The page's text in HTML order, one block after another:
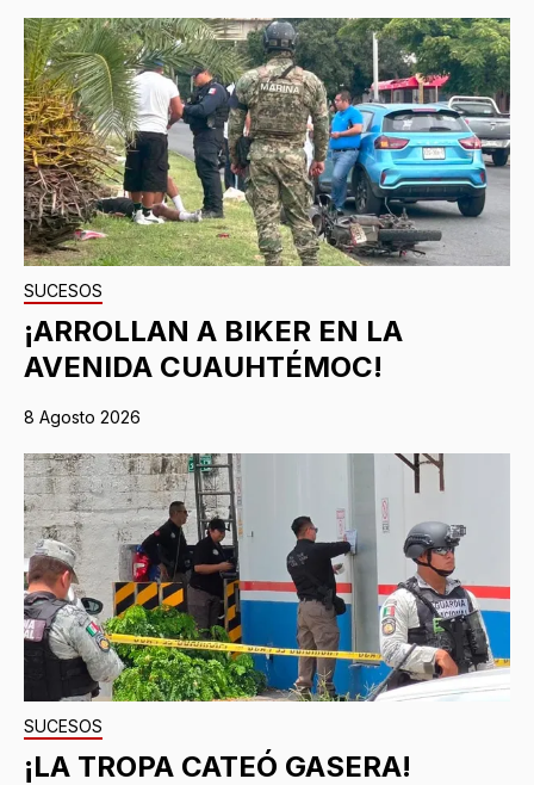
SUCESOS
¡ARROLLAN A BIKER EN LA
AVENIDA CUAUHTÉMOC!
8 Agosto 2026
SUCESOS
¡LA TROPA CATEÓ GASERA!